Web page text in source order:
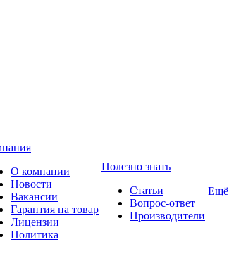
О компании
Новости
Вакансии
Гарантия на товар
Лицензии
Политика
Полезно знать
Статьи
Вопрос-ответ
Производители
Ещё